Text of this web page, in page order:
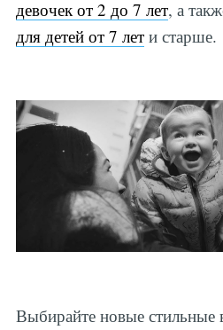
девочек от 2 до 7 лет, а
для детей от 7 лети старше.
Выбирайте новые стильные